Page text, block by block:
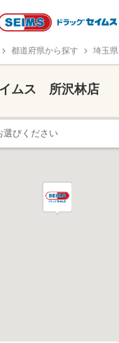
都道府県から探す 埼玉県
イムス 所沢林店
選びください